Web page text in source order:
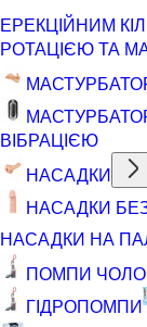
ЕРЕКЦІЙНИМ
РОТАЦІЄЮ ТА
ВІБРАЦІЄЮ
НАСАДКИ
НАСАДКИ БЕЗ
НАСАДКИ НА
ПОМПИ
ГІДРОПОМПИ